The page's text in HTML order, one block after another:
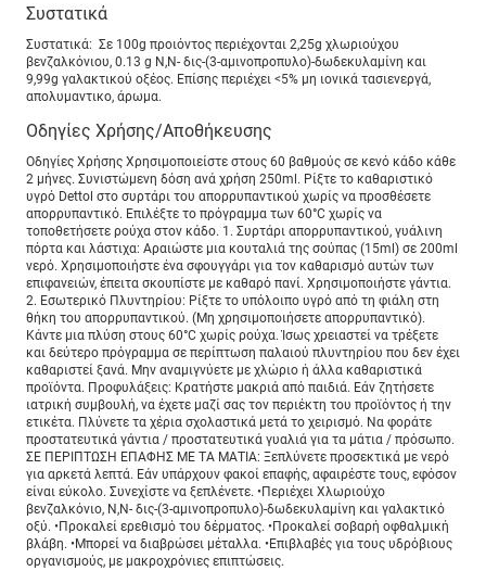
Συστατικά
Συστατικά: Σε 100g προιόντος περιέχονται 2,25g χλωριούχου
βενζαλκόνιου, 0.13 g Ν,Ν- δις-(3-αμινοπροπυλο)-δωδεκυλαμίνη και
9,99g γαλακτικού οξέος. Επίσης περιέχει <5% μη ιονικά τασιενεργά,
απολυμαντικο, άρωμα.
Οδηγίες Χρήσης/Αποθήκευσης
Οδηγίες Χρήσης Χρησιμοποιείστε στους 60 βαθμούς σε κενό κάδο κάθε
2 μήνες. Συνιστώμενη δόση ανά χρήση 250ml. Ρίξτε το καθαριστικό
υγρό Dettol στο συρτάρι του απορρυπαντικού χωρίς να προσθέσετε
απορρυπαντικό. Επιλέξτε το πρόγραμμα των 60°C χωρίς να
τοποθετήσετε ρούχα στον κάδο. 1. Συρτάρι απορρυπαντικού, γυάλινη
πόρτα και λάστιχα: Αραιώστε μια κουταλιά της σούπας (15ml) σε 200ml
νερό. Χρησιμοποιήστε ένα σφουγγάρι για τον καθαρισμό αυτών των
επιφανειών, έπειτα σκουπίστε με καθαρό πανί. Χρησιμοποιήστε γάντια.
2. Εσωτερικό Πλυντηρίου: Ρίξτε το υπόλοιπο υγρό από τη φιάλη στη
θήκη του απορρυπαντικού. (Μη χρησιμοποιήσετε απορρυπαντικό).
Κάντε μια πλύση στους 60°C χωρίς ρούχα. Ίσως χρειαστεί να τρέξετε
και δεύτερο πρόγραμμα σε περίπτωση παλαιού πλυντηρίου που δεν έχει
καθαριστεί ξανά. Μην αναμιγνύετε με χλώριο ή άλλα καθαριστικά
προϊόντα. Προφυλάξεις: Κρατήστε μακριά από παιδιά. Εάν ζητήσετε
ιατρική συμβουλή, να έχετε μαζί σας τον περιέκτη του προϊόντος ή την
ετικέτα. Πλύνετε τα χέρια σχολαστικά μετά το χειρισμό. Να φοράτε
προστατευτικά γάντια / προστατευτικά γυαλιά για τα μάτια / πρόσωπο.
ΣΕ ΠΕΡΙΠΤΩΣΗ ΕΠΑΦΗΣ ΜΕ ΤΑ ΜΑΤΙΑ: Ξεπλύνετε προσεκτικά με νερό
για αρκετά λεπτά. Εάν υπάρχουν φακοί επαφής, αφαιρέστε τους, εφόσον
είναι εύκολο. Συνεχίστε να ξεπλένετε. •Περιέχει Χλωριούχο
βενζαλκόνιο, Ν,Ν- δις-(3-αμινοπροπυλο)-δωδεκυλαμίνη και γαλακτικό
οξύ. •Προκαλεί ερεθισμό του δέρματος. •Προκαλεί σοβαρή οφθαλμική
βλάβη. •Μπορεί να διαβρώσει μέταλλα. •Επιβλαβές για τους υδρόβιους
οργανισμούς, με μακροχρόνιες επιπτώσεις.